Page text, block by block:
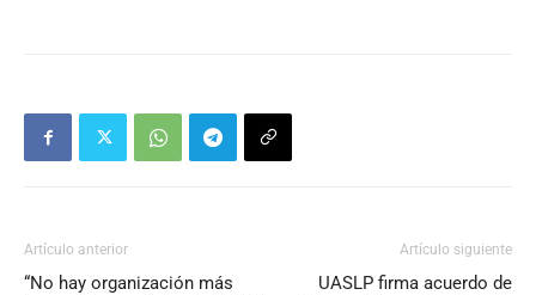
Artículo anterior
“No hay organización más
Artículo siguiente
UASLP firma acuerdo de